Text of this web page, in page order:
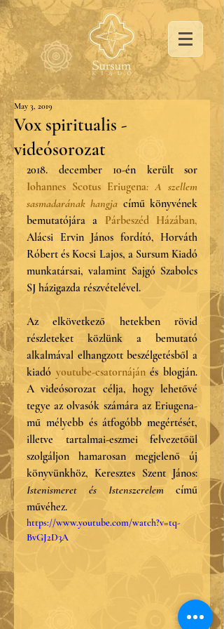
Vox spiritualis -
videósorozat
May 3, 2019
Iohannes Scotus Eriugena: A szellem
sasmadarának hangja című könyvének
bemutatójára a Párbeszéd Házában,
Alácsi Ervin János fordító, Horváth
Róbert és Kocsi Lajos, a Sursum Kiadó
munkatársai, valamint Sajgó Szabolcs
SJ házigazda részvételével.
Az elkövetkező hetekben rövid
részleteket közlünk a bemutató
alkalmával elhangzott beszélgetésből a
kiadó youtube-csatornáján és blogján.
A videósorozat célja, hogy lehetővé
tegye az olvasók számára az Eriugena-
mű mélyebb és átfogóbb megértését,
illetve tartalmai-eszmei felvezetőül
szolgáljon hamarosan megjelenő új
Istenismeret és Istenszerelem című
művéhez.
https://www.youtube.com/watch?v=tq-
BvGJ2D3A